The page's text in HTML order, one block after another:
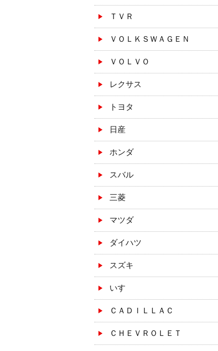
ＴＶＲ
ＶＯＬＫＳＷＡＧＥＮ
ＶＯＬＶＯ
レクサス
トヨタ
日産
ホンダ
スバル
三菱
マツダ
ダイハツ
スズキ
いすゞ
ＣＡＤＩＬＬＡＣ
ＣＨＥＶＲＯＬＥＴ